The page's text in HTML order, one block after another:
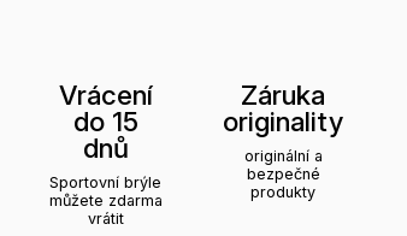
Vrácení
do 15
dnů
Sportovní brýle
můžete zdarma
vrátit
Záruka
originality
originální a
bezpečné
produkty